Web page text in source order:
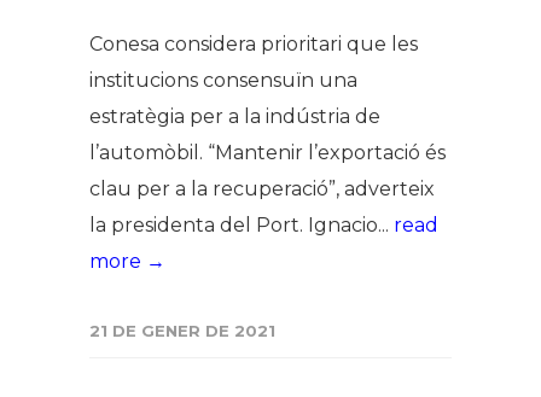
Conesa considera prioritari que les
institucions consensuïn una
estratègia per a la indústria de
l’automòbil. “Mantenir l’exportació és
clau per a la recuperació”, adverteix
la presidenta del Port. Ignacio... read
more →
21 DE GENER DE 2021